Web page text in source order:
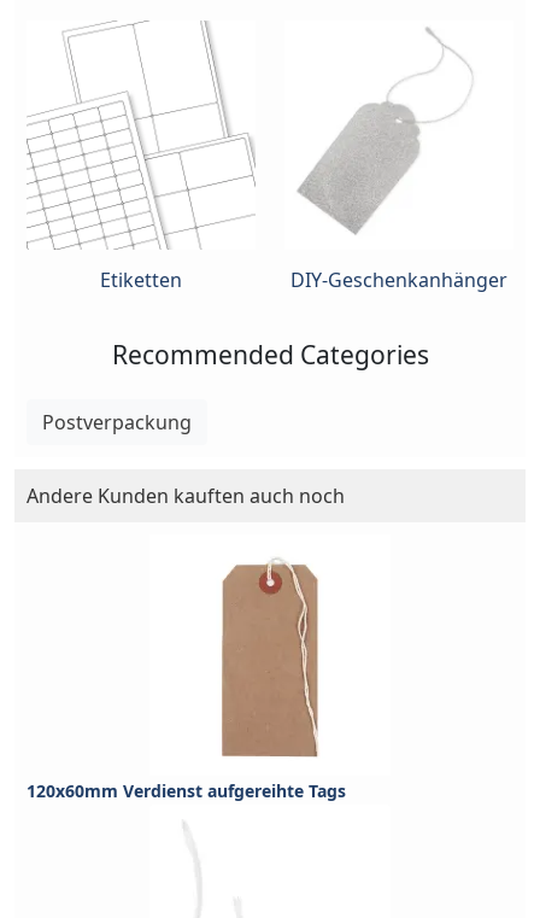
Etiketten DIY-Geschenkanhänger
Recommended Categories
Postverpackung
Andere Kunden kauften auch noch
120x60mm Verdienst aufgereihte Tags